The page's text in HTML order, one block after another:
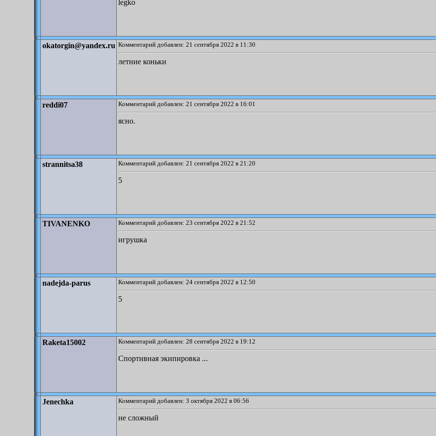
legko
okatorgin@yandex.ru Комментарий добавлен: 21 сентября 2022 в 11:30
летние коньки
reddi07 Комментарий добавлен: 21 сентября 2022 в 16:01
ясно.
strannitsa38 Комментарий добавлен: 21 сентября 2022 в 21:20
5
TIVANENKO Комментарий добавлен: 23 сентября 2022 в 21:52
игрушка
nadejda-parus Комментарий добавлен: 24 сентября 2022 в 12:50
5
Raketa15002 Комментарий добавлен: 28 сентября 2022 в 19:12
Спортивная экипировка ...
Jenechka Комментарий добавлен: 3 октября 2022 в 06:56
не сложный